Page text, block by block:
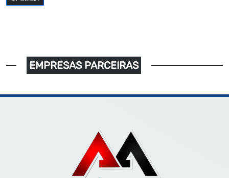
EMPRESAS PARCEIRAS